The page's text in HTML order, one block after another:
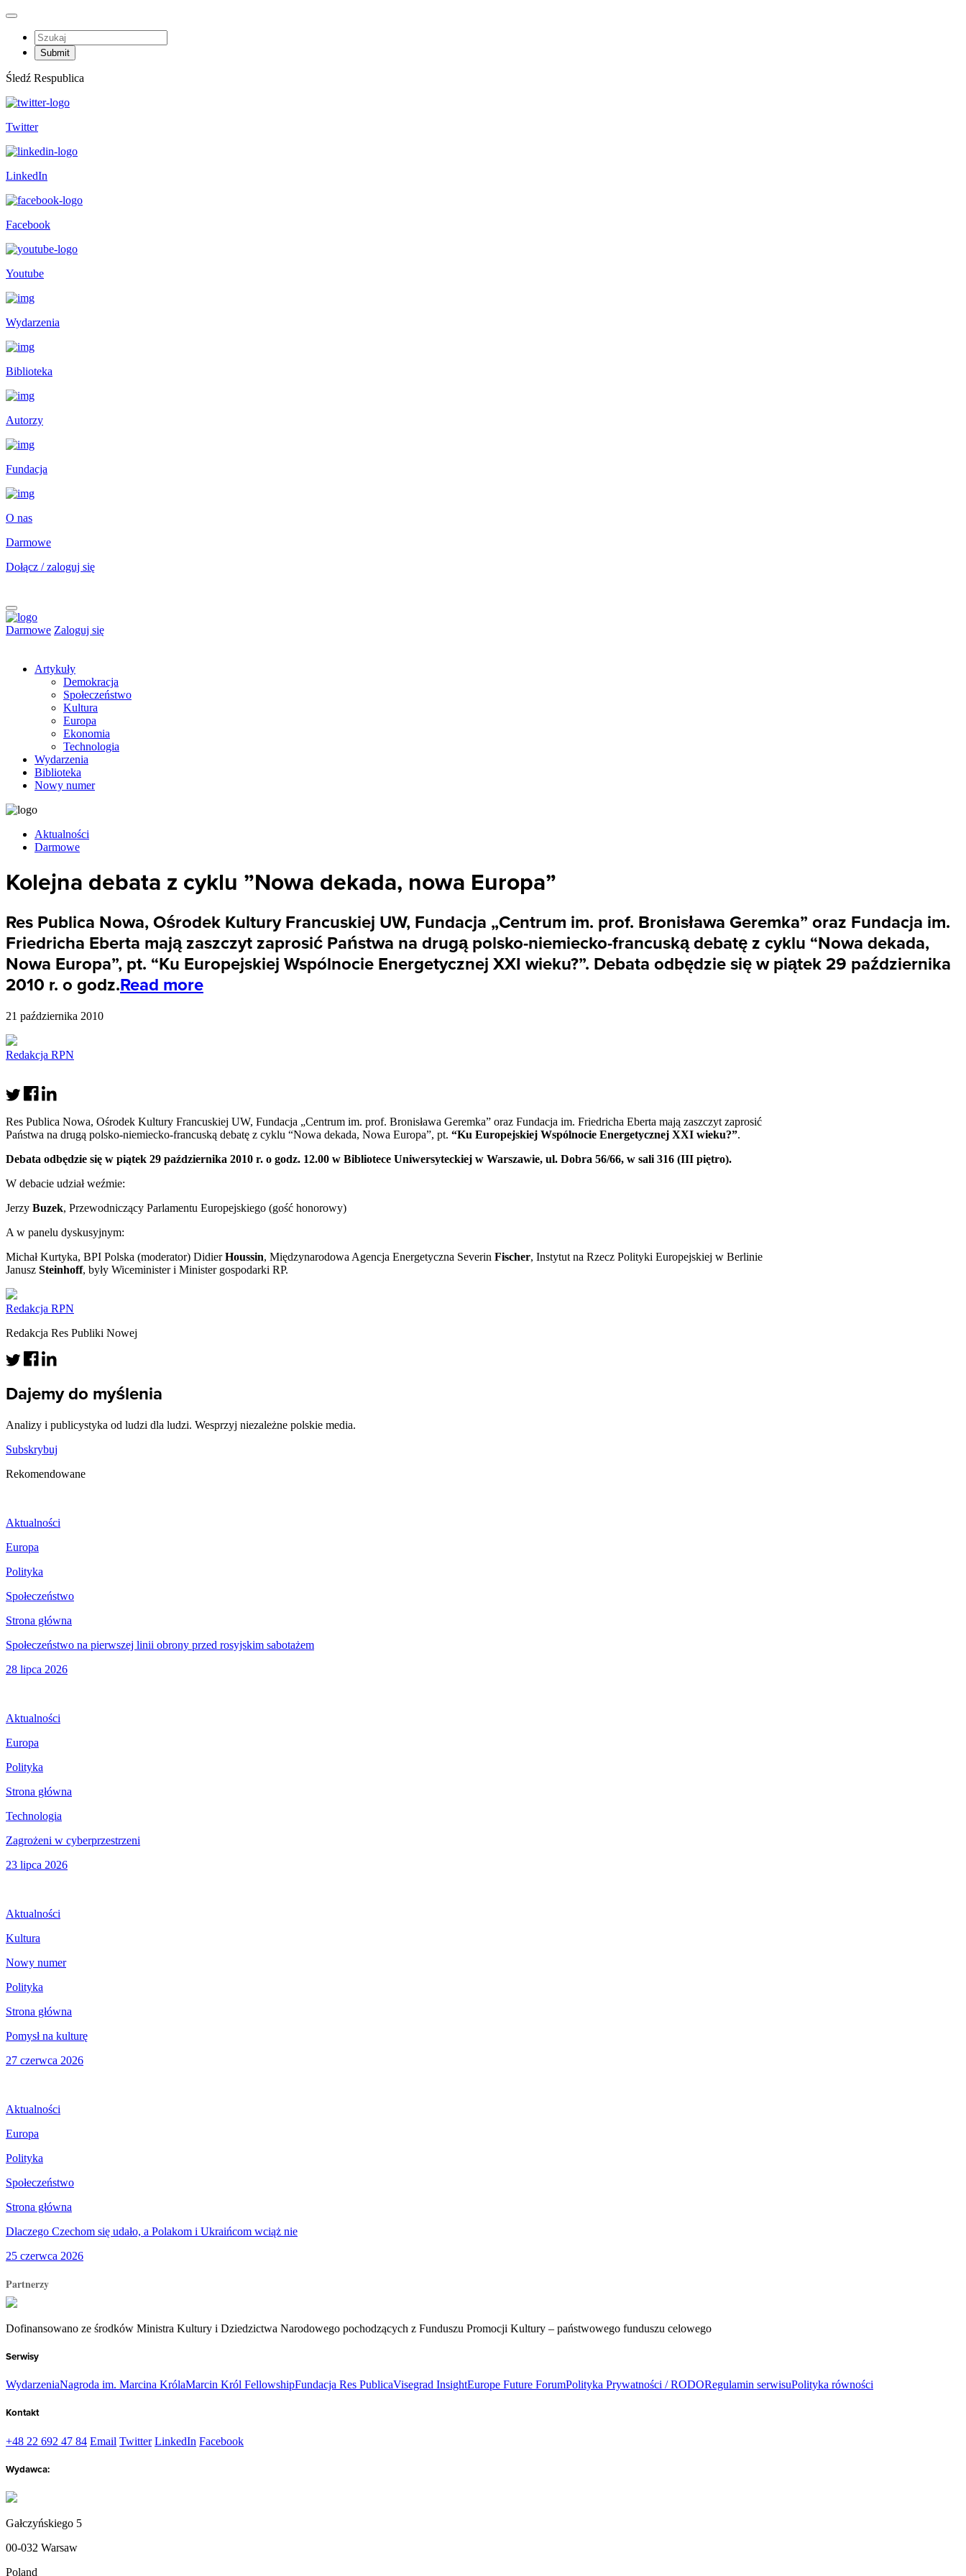
Śledź Respublica
Twitter
LinkedIn
Facebook
Youtube
Wydarzenia
Biblioteka
Autorzy
Fundacja
O nas
Darmowe
Dołącz / zaloguj się
Darmowe Zaloguj się
Artykuły
Demokracja
Społeczeństwo
Kultura
Europa
Ekonomia
Technologia
Wydarzenia
Biblioteka
Nowy numer
Aktualności
Darmowe
Kolejna debata z cyklu ”Nowa dekada, nowa Europa”
Res Publica Nowa, Ośrodek Kultury Francuskiej UW, Fundacja „Centrum im. prof. Bronisława Geremka” oraz Fundacja im.
Friedricha Eberta mają zaszczyt zaprosić Państwa na drugą polsko-niemiecko-francuską debatę z cyklu “Nowa dekada,
Nowa Europa”, pt. “Ku Europejskiej Wspólnocie Energetycznej XXI wieku?”. Debata odbędzie się w piątek 29 października
2010 r. o godz.Read more
21 października 2010
Redakcja RPN
Res Publica Nowa, Ośrodek Kultury Francuskiej UW, Fundacja „Centrum im. prof. Bronisława Geremka” oraz Fundacja im. Friedricha Eberta mają zaszczyt zaprosić
Państwa na drugą polsko-niemiecko-francuską debatę z cyklu “Nowa dekada, Nowa Europa”, pt. “Ku Europejskiej Wspólnocie Energetycznej XXI wieku?”.
Debata odbędzie się w piątek 29 października 2010 r. o godz. 12.00 w Bibliotece Uniwersyteckiej w Warszawie, ul. Dobra 56/66, w sali 316 (III piętro).
W debacie udział weźmie:
Jerzy Buzek, Przewodniczący Parlamentu Europejskiego (gość honorowy)
A w panelu dyskusyjnym:
Michał Kurtyka, BPI Polska (moderator) DidierHoussin, Międzynarodowa Agencja Energetyczna Severin Fischer, Instytut na Rzecz Polityki Europejskiej w Berlinie
Janusz Steinhoff, były Wiceminister i Minister gospodarki RP.
Redakcja RPN
Redakcja Res Publiki Nowej
Dajemy do myślenia
Analizy i publicystyka od ludzi dla ludzi. Wesprzyj niezależne polskie media.
Subskrybuj
Rekomendowane
Aktualności
Europa
Polityka
Społeczeństwo
Strona główna
Społeczeństwo na pierwszej linii obrony przed rosyjskim sabotażem
28 lipca 2026
Aktualności
Europa
Polityka
Strona główna
Technologia
Zagrożeni w cyberprzestrzeni
23 lipca 2026
Aktualności
Kultura
Nowy numer
Polityka
Strona główna
Pomysł na kulturę
27 czerwca 2026
Aktualności
Europa
Polityka
Społeczeństwo
Strona główna
Dlaczego Czechom się udało, a Polakom i Ukraińcom wciąż nie
25 czerwca 2026
Partnerzy
Dofinansowano ze środków Ministra Kultury i Dziedzictwa Narodowego pochodzących z Funduszu Promocji Kultury – państwowego funduszu celowego
Serwisy
WydarzeniaNagroda im. Marcina KrólaMarcin Król FellowshipFundacja Res PublicaVisegrad InsightEurope Future ForumPolityka Prywatności / RODORegulamin serwisuPolityka równości
Kontakt
+48 22 692 47 84 Email Twitter LinkedIn Facebook
Wydawca:
Gałczyńskiego 5
00-032 Warsaw
Poland